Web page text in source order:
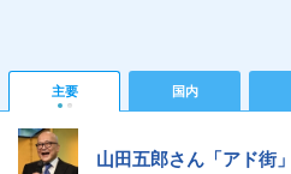
主要 国内
山田五郎さん「アド街